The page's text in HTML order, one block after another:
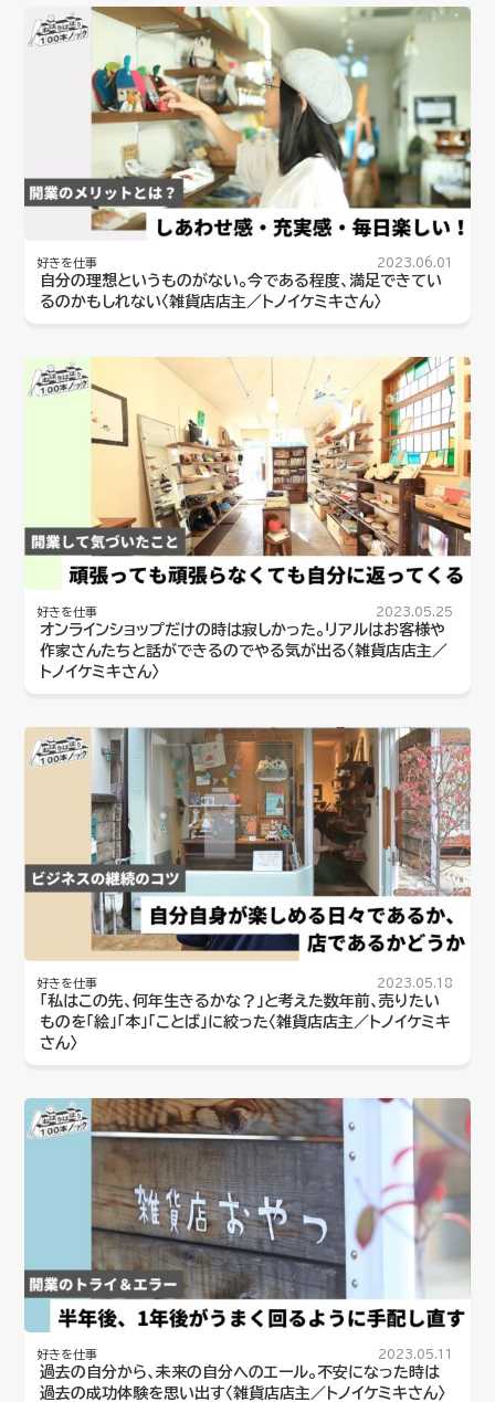
好きを仕事 2023.06.01
自分の理想というものがない。今である程度、満足できてい
るのかもしれない〈雑貨店店主／トノイケミキさん〉
好きを仕事 2023.05.25
オンラインショップだけの時は寂しかった。リアルはお客様や
作家さんたちと話ができるのでやる気が出る〈雑貨店店主／
トノイケミキさん〉
好きを仕事 2023.05.18
「私はこの先、何年生きるかな？」と考えた数年前、売りたい
ものを「絵」「本」「ことば」に絞った〈雑貨店店主／トノイケミキ
さん〉
好きを仕事 2023.05.11
過去の自分から、未来の自分へのエール。不安になった時は
過去の成功体験を思い出す〈雑貨店店主／トノイケミキさん〉